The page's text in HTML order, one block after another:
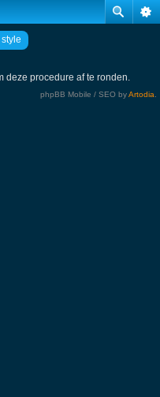
deze procedure af te ronden.
phpBB Mobile / SEO byArtodia